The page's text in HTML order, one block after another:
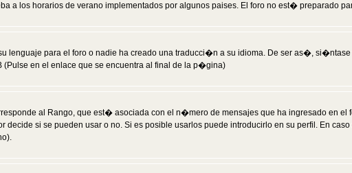
a los horarios de verano implementados por algunos paises. El foro no est� preparado
lenguaje para el foro o nadie ha creado una traducci�n a su idioma. De ser as�,
en el enlace que se encuentra al final de la p�gina)
al Rango, que est� asociada con el n�mero de mensajes que ha ingresado en el
si se pueden usar o no. Si es posible usarlos puede introducirlo en su perfil. En